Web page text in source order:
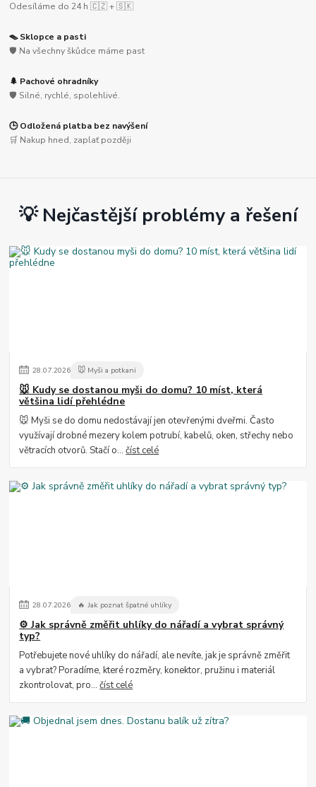
Odesíláme do 24 h 🇨🇿 + 🇸🇰
🪤 Sklopce a pasti
🛡️ Na všechny škůdce máme past
🌲 Pachové ohradníky
🛡️ Silné, rychlé, spolehlivé.
🕒 Odložená platba bez navýšení
🛒 Nakup hned, zaplať později
💡 Nejčastější problémy a řešení
28.07.2026 🐭 Myši a potkani
🐭 Kudy se dostanou myši do domu? 10 míst, která
většina lidí přehlédne
🐭 Myši se do domu nedostávají jen otevřenými dveřmi. Často
využívají drobné mezery kolem potrubí, kabelů, oken, střechy nebo
větracích otvorů. Stačí o...číst celé
28.07.2026 🔥 Jak poznat špatné uhlíky
⚙️ Jak správně změřit uhlíky do nářadí a vybrat správný
typ?
Potřebujete nové uhlíky do nářadí, ale nevíte, jak je správně změřit
a vybrat? Poradíme, které rozměry, konektor, pružinu i materiál
zkontrolovat, pro...číst celé